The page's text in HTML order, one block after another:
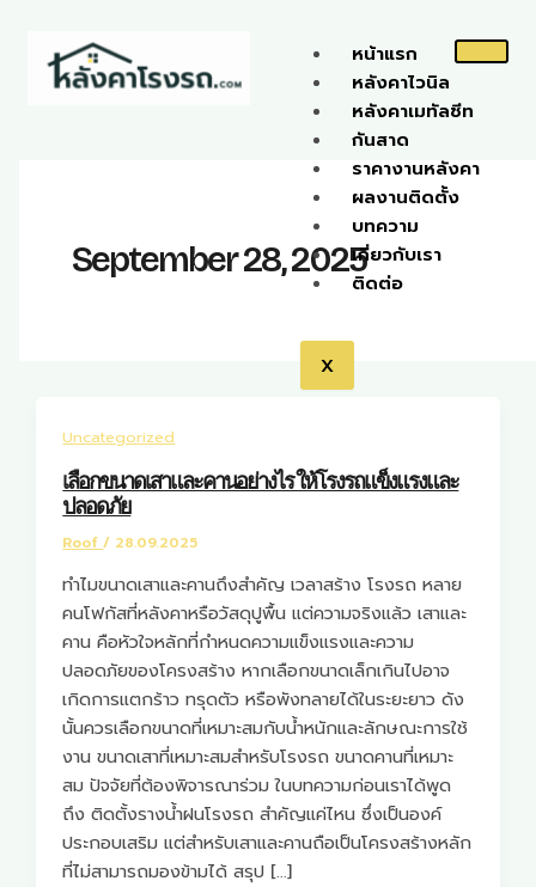
content
หน้าแรก
หลังคาไวนิล
หลังคาเมทัลชีท
กันสาด
ราคางานหลังคา
ผลงานติดตั้ง
บทความ
เกี่ยวกับเรา
ติดต่อ
X
September 28, 2025
Uncategorized
เลือกขนาดเสาและคานอย่างไร ให้โรงรถแข็งแรงและ
ปลอดภัย
Roof/ 28.09.2025
ทำไมขนาดเสาและคานถึงสำคัญ เวลาสร้าง โรงรถ หลาย
คนโฟกัสที่หลังคาหรือวัสดุปูพื้น แต่ความจริงแล้ว เสาและ
คาน คือหัวใจหลักที่กำหนดความแข็งแรงและความ
ปลอดภัยของโครงสร้าง หากเลือกขนาดเล็กเกินไปอาจ
เกิดการแตกร้าว ทรุดตัว หรือพังทลายได้ในระยะยาว ดัง
นั้นควรเลือกขนาดที่เหมาะสมกับน้ำหนักและลักษณะการใช้
งาน ขนาดเสาที่เหมาะสมสำหรับโรงรถ ขนาดคานที่เหมาะ
สม ปัจจัยที่ต้องพิจารณาร่วม ในบทความก่อนเราได้พูด
ถึง ติดตั้งรางน้ำฝนโรงรถ สำคัญแค่ไหน ซึ่งเป็นองค์
ประกอบเสริม แต่สำหรับเสาและคานถือเป็นโครงสร้างหลัก
ที่ไม่สามารถมองข้ามได้ สรุป […]